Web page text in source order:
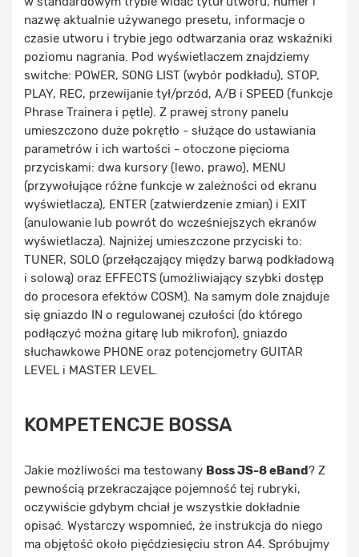
nazwę aktualnie używanego presetu, informacje o
czasie utworu i trybie jego odtwarzania oraz wskaźniki
poziomu nagrania. Pod wyświetlaczem znajdziemy
switche: POWER, SONG LIST (wybór podkładu), STOP,
PLAY, REC, przewijanie tył/przód, A/B i SPEED (funkcje
Phrase Trainera i pętle). Z prawej strony panelu
umieszczono duże pokrętło - służące do ustawiania
parametrów i ich wartości - otoczone pięcioma
przyciskami: dwa kursory (lewo, prawo), MENU
(przywołujące różne funkcje w zależności od ekranu
wyświetlacza), ENTER (zatwierdzenie zmian) i EXIT
(anulowanie lub powrót do wcześniejszych ekranów
wyświetlacza). Najniżej umieszczone przyciski to:
TUNER, SOLO (przełączający między barwą podkładową
i solową) oraz EFFECTS (umożliwiający szybki dostęp
do procesora efektów COSM). Na samym dole znajduje
się gniazdo IN o regulowanej czułości (do którego
podłączyć można gitarę lub mikrofon), gniazdo
słuchawkowe PHONE oraz potencjometry GUITAR
LEVEL i MASTER LEVEL.
KOMPETENCJE BOSSA
Jakie możliwości ma testowany Boss JS-8 eBand? Z
pewnością przekraczające pojemność tej rubryki,
oczywiście gdybym chciał je wszystkie dokładnie
opisać. Wystarczy wspomnieć, że instrukcja do niego
ma objętość około pięćdziesięciu stron A4. Spróbujmy